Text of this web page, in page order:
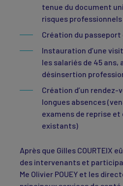
tenue du document
risques professionnels
Création du
Instauration d’une
les salariés de 45 ans,
désinsertion
Création d’un rendez-
longues absences
examens de reprise
existants)
Après que Gilles COURTEIX
des intervenants et
Me Olivier POUEY et les